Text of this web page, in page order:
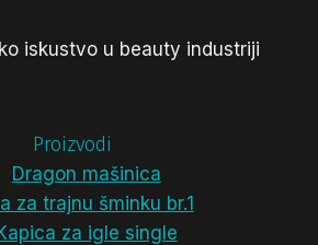
iskustvo u beauty industriji
Proizvodi
Dragon mašinica
za trajnu šminku br.1
za igle single